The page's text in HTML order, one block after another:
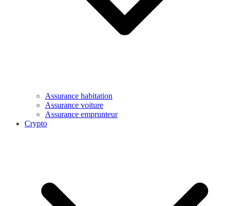
Assurance habitation
Assurance voiture
Assurance emprunteur
Crypto